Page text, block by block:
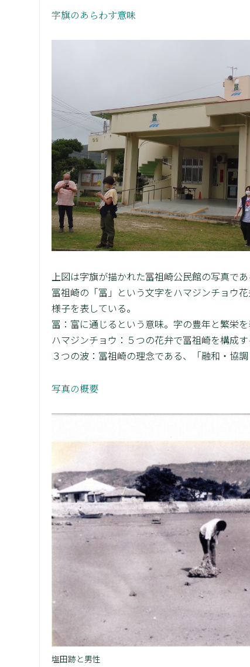
字旗のあらわす意味
上図は字旗が描かれた冨祖崎公民館の写真であ
冨祖崎の「冨」という文字をハマジンチョウ
様子を表している。
冨：富に通じるという意味。字の豊年と繁栄を
ハマジンチョウ：５つの花弁で冨祖崎を構成
３つの波：冨祖崎の理念である、「融和・協
写真の概要
塩田跡と男性